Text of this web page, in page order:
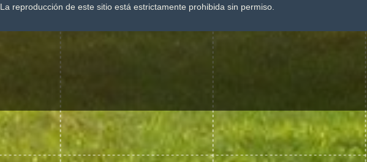
La reproducción de este sitio está estrictamente prohibida sin permiso.